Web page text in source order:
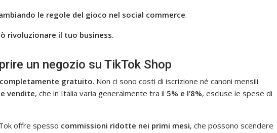
le regole del gioco nel social commerce.
rivoluzionare il tuo business.
un negozio su TikTok Shop
completamente gratuito. Non ci sono costi di iscrizione né canoni mensili.
vendite, che in Italia varia generalmente tra il 5% e l’8%, escluse le spese di
offre spesso commissioni ridotte nei primi mesi, che possono scendere